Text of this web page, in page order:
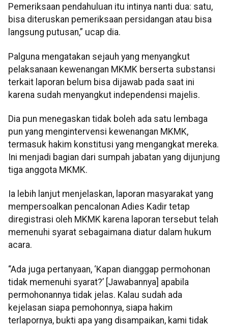
Pemeriksaan pendahuluan itu intinya nanti dua: satu,
bisa diteruskan pemeriksaan persidangan atau bisa
langsung putusan,” ucap dia.
Palguna mengatakan sejauh yang menyangkut
pelaksanaan kewenangan MKMK berserta substansi
terkait laporan belum bisa dijawab pada saat ini
karena sudah menyangkut independensi majelis.
Dia pun menegaskan tidak boleh ada satu lembaga
pun yang mengintervensi kewenangan MKMK,
termasuk hakim konstitusi yang mengangkat mereka.
Ini menjadi bagian dari sumpah jabatan yang dijunjung
tiga anggota MKMK.
Ia lebih lanjut menjelaskan, laporan masyarakat yang
mempersoalkan pencalonan Adies Kadir tetap
diregistrasi oleh MKMK karena laporan tersebut telah
memenuhi syarat sebagaimana diatur dalam hukum
acara.
“Ada juga pertanyaan, ‘Kapan dianggap permohonan
tidak memenuhi syarat?’ [Jawabannya] apabila
permohonannya tidak jelas. Kalau sudah ada
kejelasan siapa pemohonnya, siapa hakim
terlapornya, bukti apa yang disampaikan, kami tidak